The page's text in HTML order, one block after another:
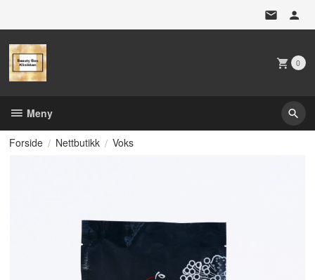
0
Meny
Forside Nettbutikk Voks